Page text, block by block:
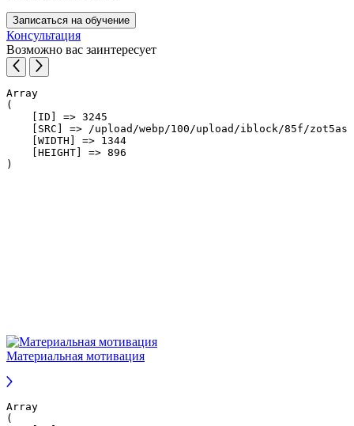
Записаться на обучение
Консультация
Возможно вас заинтересует
Array
(
    [ID] => 3245
[SRC] => /upload/webp/100/upload/iblock/85f/
    [WIDTH] => 1344
    [HEIGHT] => 896
Материальная мотивация
Array
(